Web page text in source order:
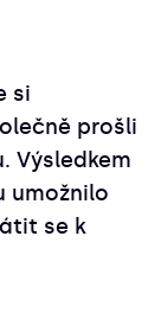
si
prošli
Výsledkem
umožnilo
se k